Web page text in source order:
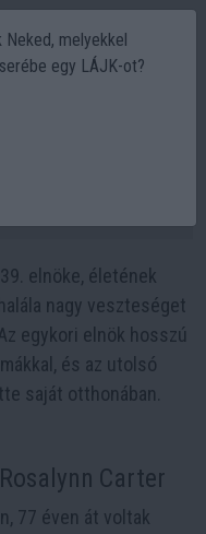
elnöke, életének
nagy veszteséget
egykori elnök hosszú
és az utolsó
saját otthonában.
Carter
77 éven át voltak
Neked, melyekkel
egy LÁJK-ot?